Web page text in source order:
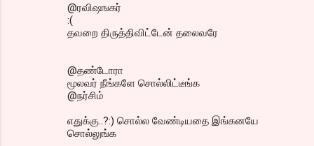
@ரவிஷஙகர்
:(
தவறை திருத்திவிட்டேன் தலைவரே
@தண்டோரா
மூலவர் நீங்களே சொல்லிட்டீங்க
@நர்சிம்
எதுக்கு..?:) சொல்ல வேண்டியதை இங்கனயே
சொல்லுங்க